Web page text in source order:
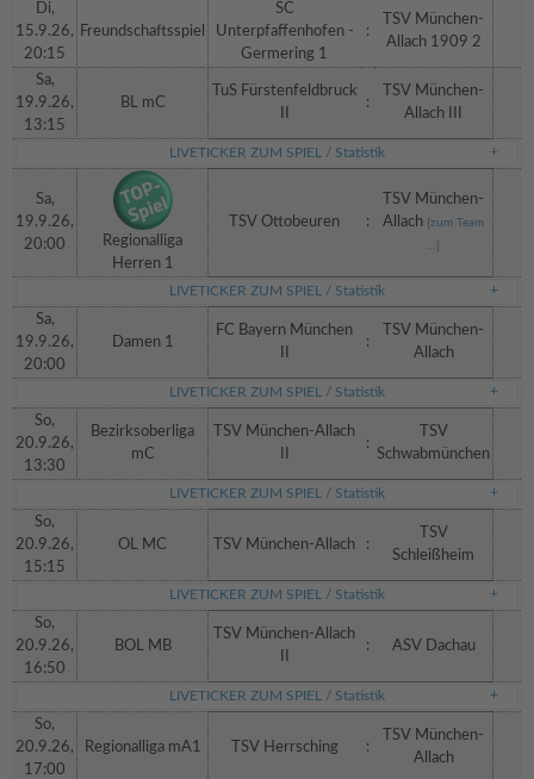
Di,
15.9.26,
20:15
Freundschaftsspiel
SC
Unterpfaffenhofen -
Germering 1
:
TSV München-
Allach 1909 2
Sa,
19.9.26,
13:15
BL mC
TuS Fürstenfeldbruck
:
TSV München-
Allach III
LIVETICKER ZUM SPIEL / Statistik
Sa,
19.9.26,
20:00
Regionalliga
Herren 1
TSV Ottobeuren :
TSV München-
Allach [zum Team
…]
LIVETICKER ZUM SPIEL / Statistik
Sa,
19.9.26,
20:00
Damen 1
FC Bayern München
:
TSV München-
Allach
LIVETICKER ZUM SPIEL / Statistik
So,
20.9.26,
13:30
Bezirksoberliga
mC
TSV München-Allach
:
TSV
Schwabmünchen
LIVETICKER ZUM SPIEL / Statistik
So,
20.9.26,
15:15
OL MC TSV München-Allach :
TSV
Schleißheim
LIVETICKER ZUM SPIEL / Statistik
So,
20.9.26,
16:50
BOL MB
TSV München-Allach
: ASV Dachau
LIVETICKER ZUM SPIEL / Statistik
So,
20.9.26,
17:00
Regionalliga mA1 TSV Herrsching :
TSV München-
Allach